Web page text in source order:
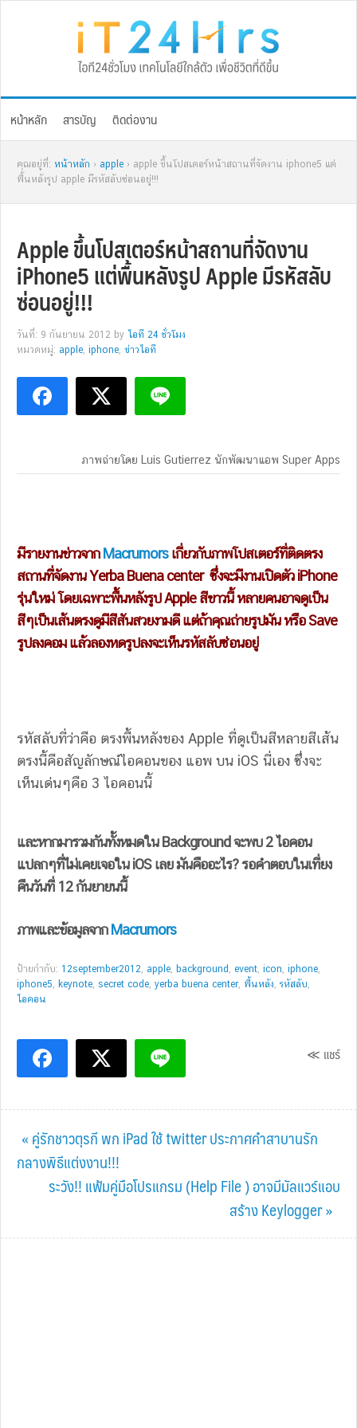
หน้าหลัก สารบัญ ติดต่องาน
คุณอยู่ที่: หน้าหลัก › apple › apple ขึ้นโปสเตอร์หน้าสถานที่จัดงาน iphone5 แต่
พื้นหลังรูป apple มีรหัสลับซ่อนอยู่!!!
Apple ขึ้นโปสเตอร์หน้าสถานที่จัดงาน
iPhone5 แต่พื้นหลังรูป Apple มีรหัสลับ
ซ่อนอยู่!!!
วันที่: 9 กันยายน 2012 by ไอที 24 ชั่วโมง
หมวดหมู่: apple, iphone, ข่าวไอที
ภาพถ่ายโดย Luis Gutierrez นักพัฒนาแอพ Super Apps
มีรายงานข่าวจากMacrumors เกี่ยวกับภาพโปสเตอร์ที่ติดตรง
สถานที่จัดงาน Yerba Buena center ซึ่งจะมีงานเปิดตัว iPhone
รุ่นใหม่ โดยเฉพาะพื้นหลังรูป Apple สีขาวนี้ หลายคนอาจดูเป็น
สีๆเป็นเส้นตรงดูมีสีสันสวยงามดี แต่ถ้าคุณถ่ายรูปมัน หรือ Save
รูปลงคอม แล้วลองหดรูปลงจะเห็นรหัสลับซ่อนอยู่
รหัสลับที่ว่าคือ ตรงพื้นหลังของ Apple ที่ดูเป็นสีหลายสีเส้น
ตรงนี้คือสัญลักษณ์ไอคอนของ แอพ บน iOS นี่เอง ซึ่งจะ
เห็นเด่นๆคือ 3 ไอคอนนี้
และหากมารวมกันทั้งหมดใน Background จะพบ 2 ไอคอน
แปลกๆที่ไม่เคยเจอใน iOS เลย มันคืออะไร? รอคำตอบในเที่ยง
คืนวันที่ 12 กันยายนนี้
ภาพและข้อมูลจากMacrumors
ป้ายกำกับ: 12september2012, apple, background , event, icon, iphone,
iphone5, keynote, secret code, yerba buena center, พื้นหลัง, รหัสลับ,
ไอคอน
≪ แชร์
Previous
Post:
« คู่รักชาวตุรกี พก iPad ใช้ twitter ประกาศคำสาบานรัก
กลางพิธีแต่งงาน!!!
Next
ระวัง!! แฟ้มคู่มือโปรแกรม (Help File ) อาจมีมัลแวร์แอบ
สร้าง Keylogger »